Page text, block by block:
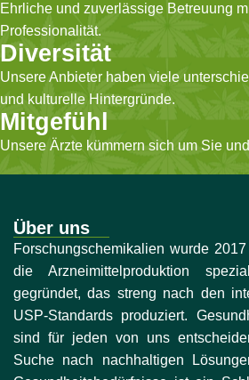
Ehrliche und zuverlässige Betreuung
Professionalität.
Diversität
Unsere Anbieter haben viele
und kulturelle Hintergründe.
Mitgefühl
Unsere Ärzte kümmern sich um Sie
Über uns
Forschungschemikalien wurde
die Arzneimittelproduktion
gegründet, das streng nach den
USP-Standards produziert.
sind für jeden von uns
Suche nach nachhaltigen